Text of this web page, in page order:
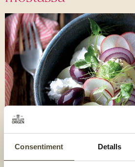
Consentiment Detalls